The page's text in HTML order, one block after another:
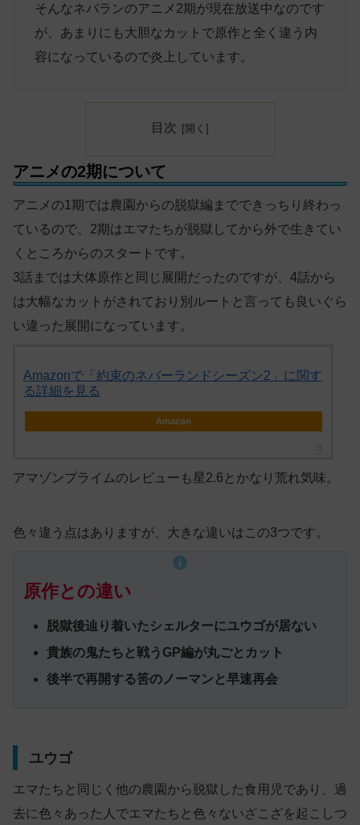
そんなネバランのアニメ2期が現在放送中なのです
が、あまりにも大胆なカットで原作と全く違う内
容になっているので炎上しています。
目次
アニメの2期について
アニメの1期では農園からの脱獄編までできっちり終わっ
ているので、2期はエマたちが脱獄してから外で生きてい
くところからのスタートです。
3話までは大体原作と同じ展開だったのですが、4話から
は大幅なカットがされており別ルートと言っても良いぐら
い違った展開になっています。
Amazonで「約束のネバーランドシーズン2」に関す
る詳細を見る
Amazon
アマゾンプライムのレビューも星2.6とかなり荒れ気味。
色々違う点はありますが、大きな違いはこの3つです。
原作との違い
脱獄後辿り着いたシェルターにユウゴが居ない
貴族の鬼たちと戦うGP編が丸ごとカット
後半で再開する筈のノーマンと早速再会
ユウゴ
エマたちと同じく他の農園から脱獄した食用児であり、過
去に色々あった人でエマたちと色々ないざこざを起こしつ